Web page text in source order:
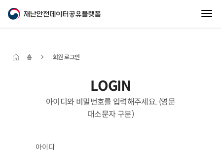
홈 회원 로그인
LOGIN
아이디와 비밀번호를 입력해주세요. (영문
대소문자 구분)
아이디